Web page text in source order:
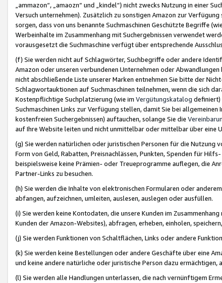
„ammazon“, „amaozn“ und „kindel“) nicht zwecks Nutzung in einer
Versuch unternehmen). Zusätzlich zu sonstigen Amazon zur
sorgen, dass von uns benannte Suchmaschinen Geschützte Begriffe
Werbeinhalte im Zusammenhang mit Suchergebnissen verwendet
vorausgesetzt die Suchmaschine verfügt über entsprechende
(f) Sie werden nicht auf Schlagwörter, Suchbegriffe oder andere
Amazon oder unseren verbundenen Unternehmen oder
nicht abschließende Liste unserer Marken entnehmen Sie bitte der
Schlagwortauktionen auf Suchmaschinen teilnehmen, wenn die sich
Kostenpflichtige Suchplatzierung (wie im Vergütungskatalog definiert)
Suchmaschinen Links zur Verfügung stellen, damit Sie bei
kostenfreien Suchergebnissen) auftauchen, solange Sie die
auf Ihre Website leiten und nicht unmittelbar oder mittelbar über eine
(g) Sie werden natürlichen oder juristischen Personen für die Nutzung
Form von Geld, Rabatten, Preisnachlässen, Punkten, Spenden für
beispielsweise keine Prämien- oder Treueprogramme auflegen, die
Partner-Links zu besuchen.
(h) Sie werden die Inhalte von elektronischen Formularen oder
abfangen, aufzeichnen, umleiten, auslesen, auslegen oder ausfüllen.
(i) Sie werden keine Kontodaten, die unsere Kunden im
Kunden der Amazon-Websites), abfragen, erheben, einholen,
(j) Sie werden Funktionen von Schaltflächen, Links oder andere
(k) Sie werden keine Bestellungen oder andere Geschäfte über eine
und keine andere natürliche oder juristische Person dazu
(l) Sie werden alle Handlungen unterlassen, die nach vernünftigem